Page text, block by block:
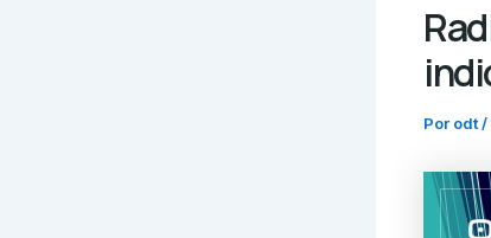
Por odt/